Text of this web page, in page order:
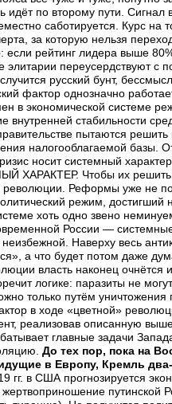
идёт по второму пути.
саботируется. Курс на
за которую нельзя
если рейтинг лидера выше
элитарии переусердствуют с
русский бунт,
фактор однозначно
в экономической системе
внутренней стабильности
пытаются
налогооблагаемой базы.
носит системный
ХАРАКТЕР. Чтобы их решить,
революции. Реформы уже не
режим,
хоть одно звено
России —
Наверху весь
а что будет потом даже
власть наконец очнётся
логике: паразиты не
только путём уничтожения
в ходе «цветной»
реализовав описанную
главные задачи
До тех пор, пока на
в Европу, Кремль
гг. в США прогнозируется
жертвоприношение путинской